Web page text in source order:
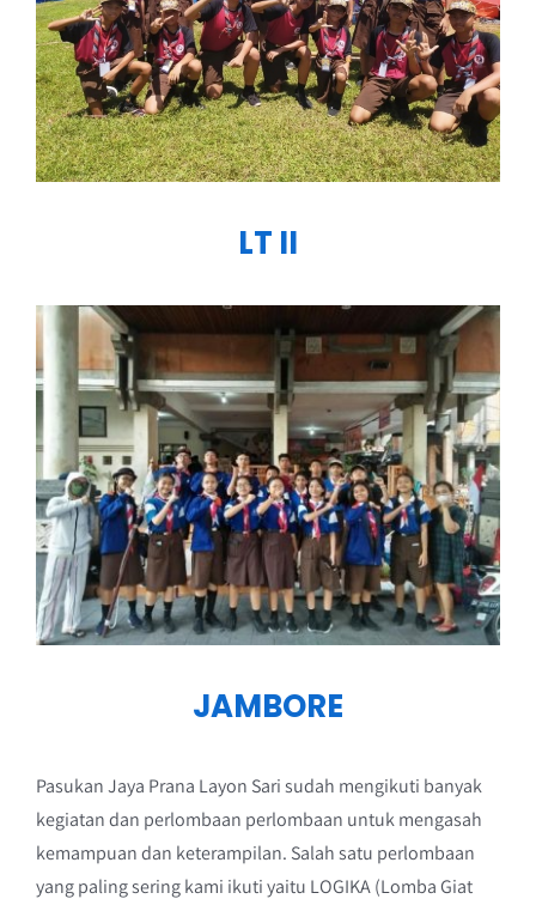
LT II
JAMBORE
Pasukan Jaya Prana Layon Sari sudah mengikuti banyak
kegiatan dan perlombaan perlombaan untuk mengasah
kemampuan dan keterampilan. Salah satu perlombaan
yang paling sering kami ikuti yaitu LOGIKA (Lomba Giat